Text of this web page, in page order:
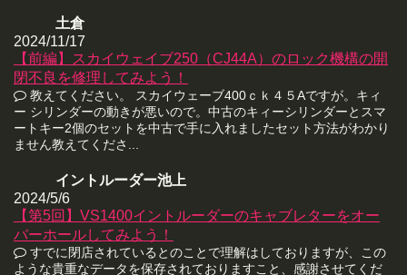
土倉
2024/11/17
【前編】スカイウェイブ250（CJ44A）のロック機構の開
閉不良を修理してみよう！
教えてください。 スカイウェーブ400ｃｋ４５Aですが。キィ
ー シリンダーの動きが悪いので。中古のキィーシリンダーとスマ
ートキー2個のセットを中古で手に入れましたセット方法がわかり
ません教えてくださ...
イントルーダー池上
2024/5/6
【第5回】VS1400イントルーダーのキャブレターをオー
バーホールしてみよう！
すでに閉店されているとのことで理解はしておりますが、この
ような貴重なデータを保存されておりますこと、感謝させてくだ